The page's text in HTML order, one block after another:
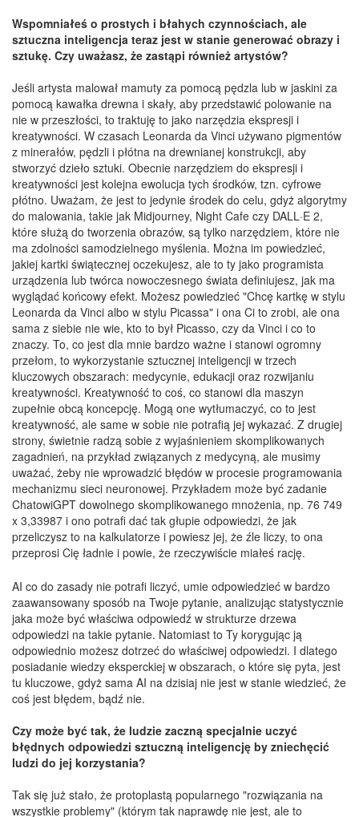
Wspomniałeś o prostych i błahych czynnościach, ale
sztuczna inteligencja teraz jest w stanie generować obrazy i
sztukę. Czy uważasz, że zastąpi również artystów?
Jeśli artysta malował mamuty za pomocą pędzla lub w jaskini za
pomocą kawałka drewna i skały, aby przedstawić polowanie na
nie w przeszłości, to traktuję to jako narzędzia ekspresji i
kreatywności. W czasach Leonarda da Vinci używano pigmentów
z minerałów, pędzli i płótna na drewnianej konstrukcji, aby
stworzyć dzieło sztuki. Obecnie narzędziem do ekspresji i
kreatywności jest kolejna ewolucja tych środków, tzn. cyfrowe
płótno. Uważam, że jest to jedynie środek do celu, gdyż algorytmy
do malowania, takie jak Midjourney, Night Cafe czy DALL·E 2,
które służą do tworzenia obrazów, są tylko narzędziem, które nie
ma zdolności samodzielnego myślenia. Można im powiedzieć,
jakiej kartki świątecznej oczekujesz, ale to ty jako programista
urządzenia lub twórca nowoczesnego świata definiujesz, jak ma
wyglądać końcowy efekt. Możesz powiedzieć "Chcę kartkę w stylu
Leonarda da Vinci albo w stylu Picassa" i ona Ci to zrobi, ale ona
sama z siebie nie wie, kto to był Picasso, czy da Vinci i co to
znaczy. To, co jest dla mnie bardzo ważne i stanowi ogromny
przełom, to wykorzystanie sztucznej inteligencji w trzech
kluczowych obszarach: medycynie, edukacji oraz rozwijaniu
kreatywności. Kreatywność to coś, co stanowi dla maszyn
zupełnie obcą koncepcję. Mogą one wytłumaczyć, co to jest
kreatywność, ale same w sobie nie potrafią jej wykazać. Z drugiej
strony, świetnie radzą sobie z wyjaśnieniem skomplikowanych
zagadnień, na przykład związanych z medycyną, ale musimy
uważać, żeby nie wprowadzić błędów w procesie programowania
mechanizmu sieci neuronowej. Przykładem może być zadanie
ChatowiGPT dowolnego skomplikowanego mnożenia, np. 76 749
x 3,33987 i ono potrafi dać tak głupie odpowiedzi, że jak
przeliczysz to na kalkulatorze i powiesz jej, że źle liczy, to ona
przeprosi Cię ładnie i powie, że rzeczywiście miałeś rację.
AI co do zasady nie potrafi liczyć, umie odpowiedzieć w bardzo
zaawansowany sposób na Twoje pytanie, analizując statystycznie
jaka może być właściwa odpowiedź w strukturze drzewa
odpowiedzi na takie pytanie. Natomiast to Ty korygując ją
odpowiednio możesz dotrzeć do właściwej odpowiedzi. I dlatego
posiadanie wiedzy eksperckiej w obszarach, o które się pyta, jest
tu kluczowe, gdyż sama AI na dzisiaj nie jest w stanie wiedzieć, że
coś jest błędem, bądź nie.
Czy może być tak, że ludzie zaczną specjalnie uczyć
błędnych odpowiedzi sztuczną inteligencję by zniechęcić
ludzi do jej korzystania?
Tak się już stało, że protoplastą popularnego "rozwiązania na
wszystkie problemy" (którym tak naprawdę nie jest, ale to